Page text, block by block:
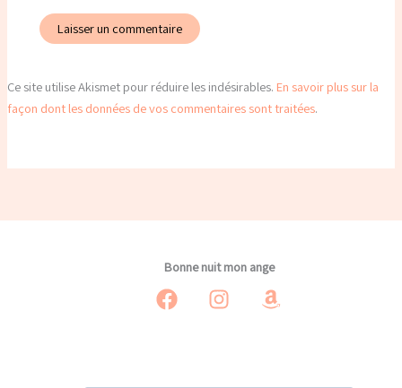
Ce site utilise Akismet pour réduire les indésirables. En savoir plus sur la
façon dont les données de vos commentaires sont traitées.
Bonne nuit mon ange